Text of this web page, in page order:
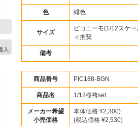
色 緋色
サイズ
ピコニーモ(1/12スケ
ィ推奨
備考
商品番号 PIC188-BGN
商品名 1/12桜袴set
メーカー希望
小売価格
本体価格 ¥2,300)
(税込価格 ¥2,530)